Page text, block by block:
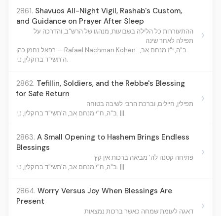
2861. Shavuos All-Night Vigil, Rashab's Custom,
and Guidance on Prayer After Sleep
ההתעוררות כל הלילה בשבועות, מנהגו של הרש"ב, והדרכה על
תפילה לאחר שינה
רפאל נחמן כהן — Rafael Nachman Kohen ב"ה, י"ז מנחם אב,
ה'תשי"ד ברוקלין, נ.י.
›
2862. Tefillin, Soldiers, and the Rebbe's Blessing
for Safe Return
תפילין, חיילים, וברכת הרבי לשיבה בטוחה
ב"ה, ח"י מנחם אב, ה'תשי"ד ברוקלין, נ.י. |||
›
2863. A Small Opening to Hashem Brings Endless
Blessings
פתיחה קטנה לה' מביאה ברכות אין קץ
ב"ה, ח"י מנחם אב, ה'תשי"ד ברוקלין, נ.י. |||
›
2864. Worry Versus Joy When Blessings Are
Present
דאגה לעומת שמחה כאשר ברכות נמצאות
›